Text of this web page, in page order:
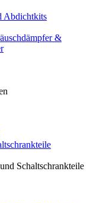
Abdichtkits
&
Schaltschrankteile